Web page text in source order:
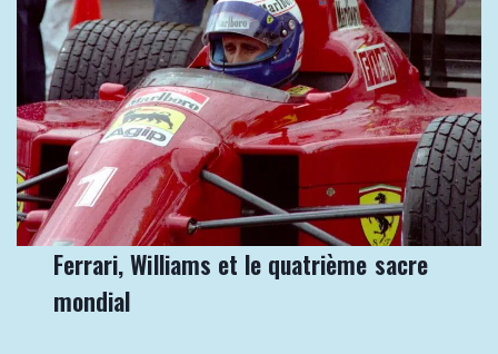
Ferrari, Williams et le quatrième sacre
mondial